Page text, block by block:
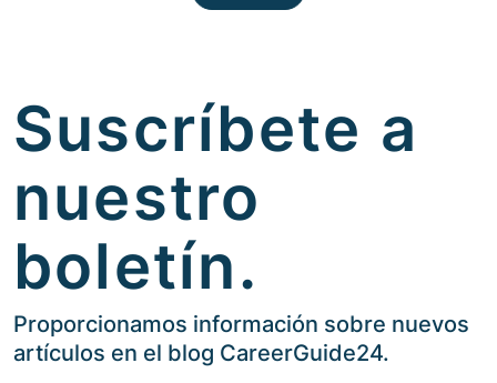
Suscríbete a
nuestro
boletín.
Proporcionamos información sobre nuevos
artículos en el blog CareerGuide24.